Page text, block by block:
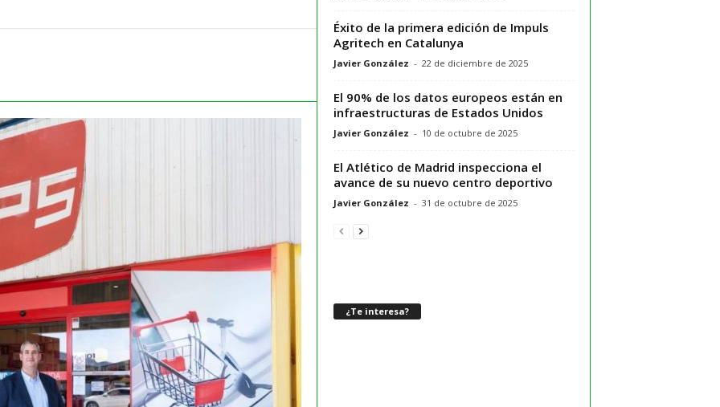
Éxito de la primera edición de Impuls
Agritech en Catalunya
Javier González - 22 de diciembre de 2025
El 90% de los datos europeos están en
infraestructuras de Estados Unidos
Javier González - 10 de octubre de 2025
El Atlético de Madrid inspecciona el
avance de su nuevo centro deportivo
Javier González - 31 de octubre de 2025
¿Te interesa?